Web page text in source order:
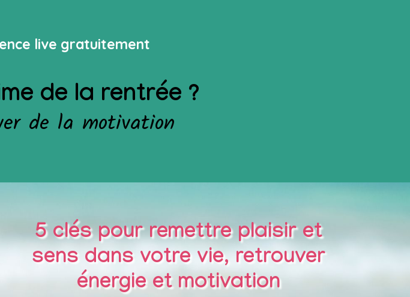
live gratuitement
de la rentrée ?
de la motivation
5 clés pour remettre plaisir et
sens dans votre vie, retrouver
énergie et motivation